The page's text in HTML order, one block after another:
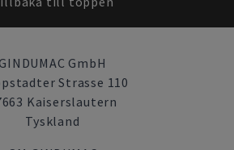
GmbH
Strasse 110
Kaiserslautern
Tyskland